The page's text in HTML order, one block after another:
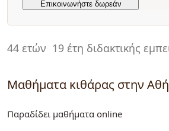
44 ετών 19 έτη διδακτικής
Μαθήματα κιθάρας στην
Παραδίδει μαθήματα online